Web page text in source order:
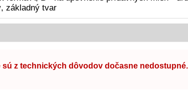
základný tvar
sú z technických dôvodov dočasne nedostupné.